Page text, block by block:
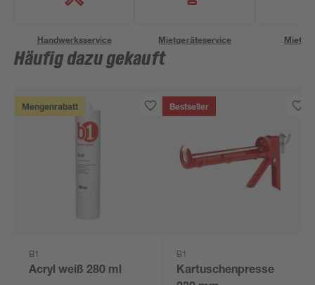
Handwerksservice Mietgeräteservice
Häufig dazu gekauft
Mengenrabatt
B1
Acryl weiß 280 ml
Bestseller
B1
Kartuschenpresse